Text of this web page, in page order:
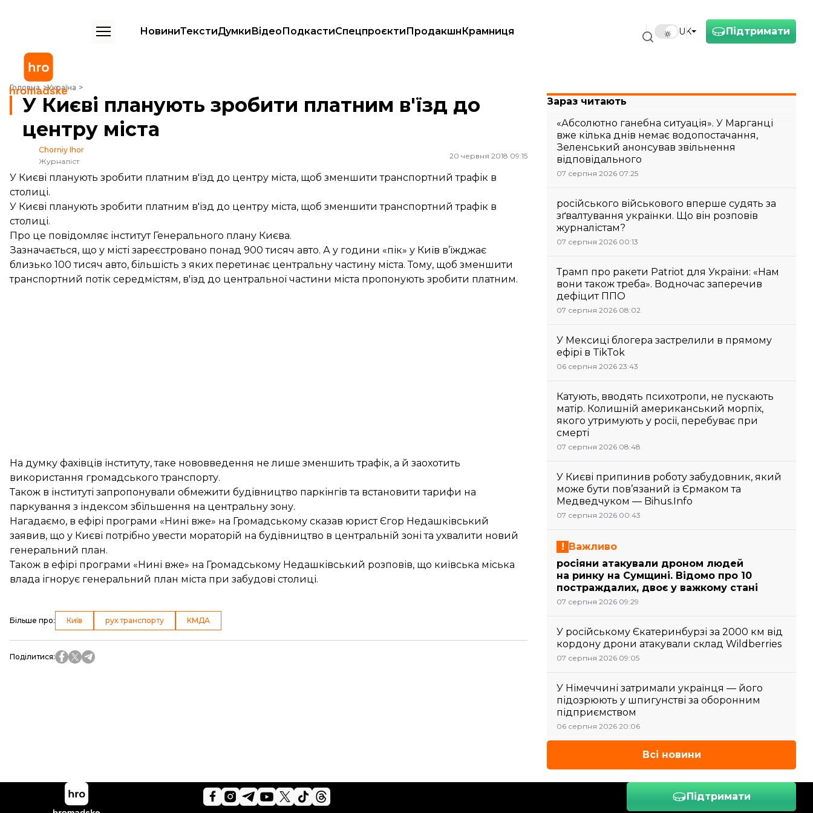
Підтримати
UK
НовиниТекстиДумкиВідеоПодкастиСпецпроєктиПродакшнКрамниця
Головна Україна
У Києві планують зробити платним в'їзд до центру міста
У Києві планують зробити платним в'їзд до
центру міста
Chorniy Ihor
Журналіст
20 червня 2018 09:15
У Києві планують зробити платним в'їзд до центру міста, щоб зменшити транспортний трафік в
столиці.
У Києві планують зробити платним в'їзд до центру міста, щоб зменшити транспортний трафік в
столиці.
Про це повідомляє інститут Генерального плану Києва.
Зазначається, що у місті зареєстровано понад 900 тисяч авто. А у години «пік» у Київ в’їжджає
близько 100 тисяч авто, більшість з яких перетинає центральну частину міста. Тому, щоб зменшити
транспортний потік середмістям, в'їзд до центральної частини міста пропонують зробити платним.
На думку фахівців інституту, таке нововведення не лише зменшить трафік, а й заохотить
використання громадського транспорту.
Також в інституті запропонували обмежити будівництво паркінгів та встановити тарифи на
паркування з індексом збільшення на центральну зону.
Нагадаємо, в ефірі програми «Нині вже» на Громадському сказав юрист Єгор Недашківський
заявив, що у Києві потрібно увести мораторій на будівництво в центральній зоні та ухвалити новий
генеральний план.
Також в ефірі програми «Нині вже» на Громадському Недашківський розповів, що київська міська
влада ігнорує генеральний план міста при забудові столиці.
Більше про: Київ рух транспорту КМДА
Поділитися:
Зараз читають
«Абсолютно ганебна ситуація». У Марганці
вже кілька днів немає водопостачання,
Зеленський анонсував звільнення
відповідального
07 серпня 2026 07:25
російського військового вперше судять за
зґвалтування українки. Що він розповів
журналістам?
07 серпня 2026 00:13
Трамп про ракети Patriot для України: «Нам
вони також треба». Водночас заперечив
дефіцит ППО
07 серпня 2026 08:02
У Мексиці блогера застрелили в прямому
ефірі в TikTok
06 серпня 2026 23:43
Катують, вводять психотропи, не пускають
матір. Колишній американський морпіх,
якого утримують у росії, перебуває при
смерті
07 серпня 2026 08:48
У Києві припинив роботу забудовник, який
може бути пов’язаний із Єрмаком та
Медведчуком — Bihus.Info
07 серпня 2026 00:43
Важливо
росіяни атакували дроном людей
на ринку на Сумщині. Відомо про 10
постраждалих, двоє у важкому стані
07 серпня 2026 09:29
У російському Єкатеринбурзі за 2000 км від
кордону дрони атакували склад Wildberries
07 серпня 2026 09:05
У Німеччині затримали українця — його
підозрюють у шпигунстві за оборонним
підприємством
06 серпня 2026 20:06
Всі новини
Підтримати